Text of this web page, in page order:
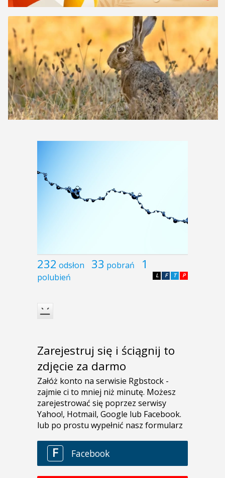
232 odsłon 33 pobrań 1
polubień P
T
F
L
Zarejestruj się i ściągnij to
zdjęcie za darmo